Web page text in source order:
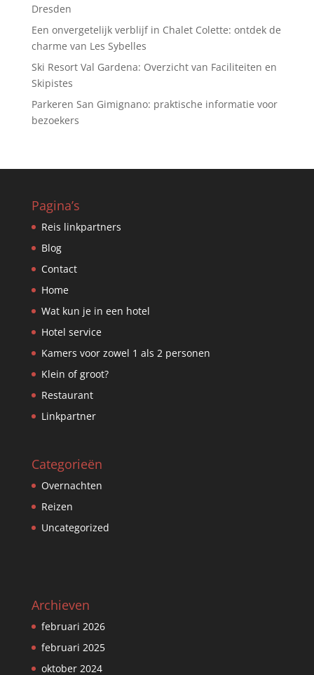
Dresden
Een onvergetelijk verblijf in Chalet Colette: ontdek de
charme van Les Sybelles
Ski Resort Val Gardena: Overzicht van Faciliteiten en
Skipistes
Parkeren San Gimignano: praktische informatie voor
bezoekers
Pagina’s
Reis linkpartners
Blog
Contact
Home
Wat kun je in een hotel
Hotel service
Kamers voor zowel 1 als 2 personen
Klein of groot?
Restaurant
Linkpartner
Categorieën
Overnachten
Reizen
Uncategorized
Archieven
februari 2026
februari 2025
oktober 2024